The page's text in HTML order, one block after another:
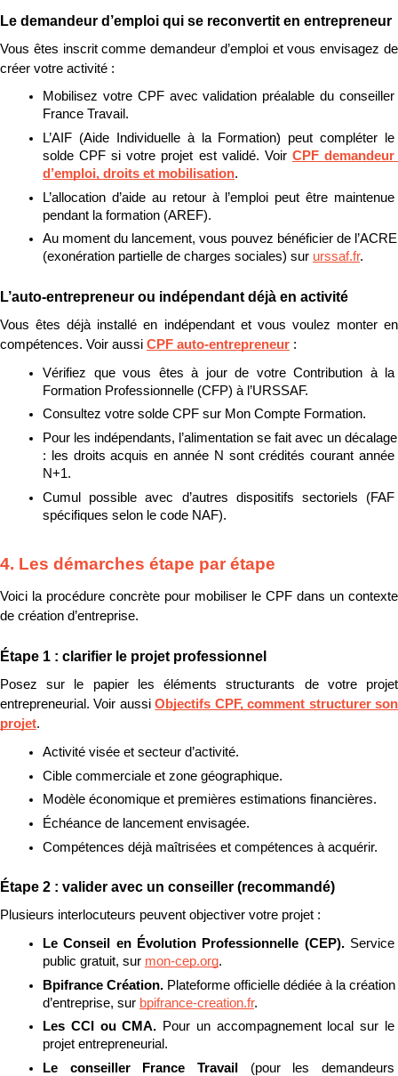
Le demandeur d’emploi qui se reconvertit en entrepreneur
Vous êtes inscrit comme demandeur d’emploi et vous envisagez de
créer votre activité :
Mobilisez votre CPF avec validation préalable du conseiller
France Travail.
L’AIF (Aide Individuelle à la Formation) peut compléter le
solde CPF si votre projet est validé. Voir CPF demandeur
d’emploi, droits et mobilisation.
L’allocation d’aide au retour à l’emploi peut être maintenue
pendant la formation (AREF).
Au moment du lancement, vous pouvez bénéficier de l’ACRE
(exonération partielle de charges sociales) sur urssaf.fr.
L’auto-entrepreneur ou indépendant déjà en activité
Vous êtes déjà installé en indépendant et vous voulez monter en
compétences. Voir aussi CPF auto-entrepreneur :
Vérifiez que vous êtes à jour de votre Contribution à la
Formation Professionnelle (CFP) à l’URSSAF.
Consultez votre solde CPF sur Mon Compte Formation.
Pour les indépendants, l’alimentation se fait avec un décalage
: les droits acquis en année N sont crédités courant année
N+1.
Cumul possible avec d’autres dispositifs sectoriels (FAF
spécifiques selon le code NAF).
4. Les démarches étape par étape
Voici la procédure concrète pour mobiliser le CPF dans un contexte
de création d’entreprise.
Étape 1 : clarifier le projet professionnel
Posez sur le papier les éléments structurants de votre projet
entrepreneurial. Voir aussi Objectifs CPF, comment structurer son
projet.
Activité visée et secteur d’activité.
Cible commerciale et zone géographique.
Modèle économique et premières estimations financières.
Échéance de lancement envisagée.
Compétences déjà maîtrisées et compétences à acquérir.
Étape 2 : valider avec un conseiller (recommandé)
Plusieurs interlocuteurs peuvent objectiver votre projet :
Le Conseil en Évolution Professionnelle (CEP). Service
public gratuit, sur mon-cep.org.
Bpifrance Création. Plateforme officielle dédiée à la création
d’entreprise, sur bpifrance-creation.fr.
Les CCI ou CMA. Pour un accompagnement local sur le
projet entrepreneurial.
Le conseiller France Travail (pour les demandeurs